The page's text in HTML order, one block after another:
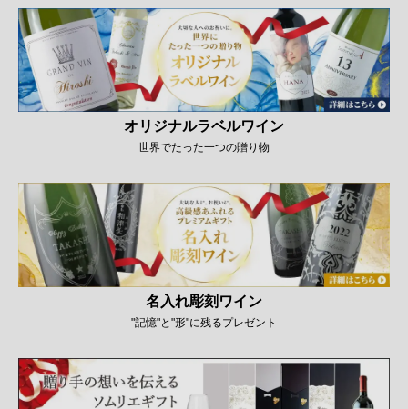
オリジナルラベルワイン
世界でたった一つの贈り物
名入れ彫刻ワイン
"記憶"と"形"に残るプレゼント